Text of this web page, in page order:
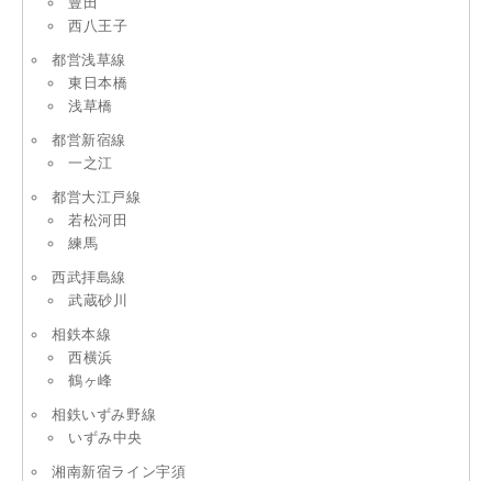
西八王子
都営浅草線
東日本橋
浅草橋
都営新宿線
一之江
都営大江戸線
若松河田
練馬
西武拝島線
武蔵砂川
相鉄本線
西横浜
鶴ヶ峰
相鉄いずみ野線
いずみ中央
湘南新宿ライン宇須